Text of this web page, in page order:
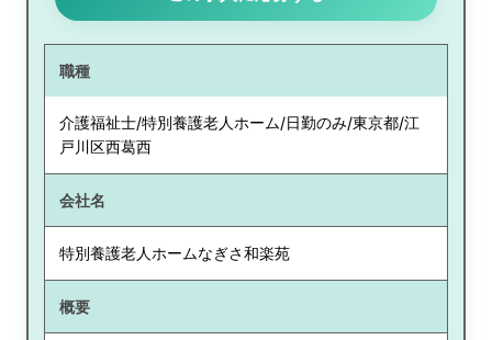
職種
介護福祉士/特別養護老人ホーム/日勤のみ/東京都/江
戸川区西葛西
会社名
特別養護老人ホームなぎさ和楽苑
概要